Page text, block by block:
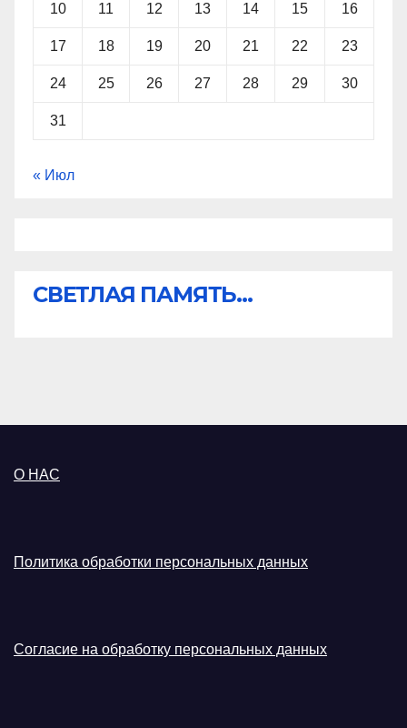
10 11 12 13 14 15 16
17 18 19 20 21 22 23
24 25 26 27 28 29 30
31
« Июл
СВЕТЛАЯ ПАМЯТЬ...
О НАС
Политика обработки персональных данных
Согласие на обработку персональных данных